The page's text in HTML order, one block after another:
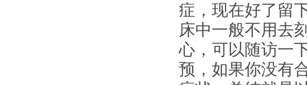
症，现在好了留
床中一般不用去
心，可以随访一
预，如果你没有